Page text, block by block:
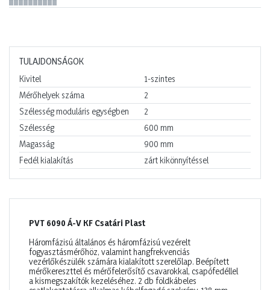
TULAJDONSÁGOK
Kivitel
1-szintes
Mérőhelyek száma
2
Szélesség moduláris egységben
2
Szélesség
600 mm
Magasság
900 mm
Fedél kialakítás
zárt kikönnyítéssel
PVT 6090 Á-V KF Csatári Plast
Háromfázisú általános és háromfázisú vezérelt
fogyasztásmérőhöz, valamint hangfrekvenciás
vezérlőkészülék számára kialakított szerelőlap. Beépített
mérőkereszttel és mérőfelerősítő csavarokkal, csapófedéllel
a kismegszakítók kezeléséhez. 2 db földkábeles